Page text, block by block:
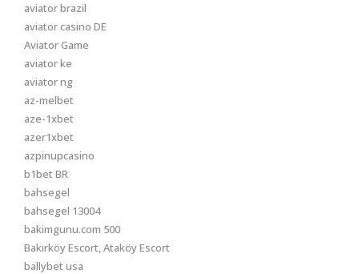
aviator brazil
aviator casino DE
Aviator Game
aviator ke
aviator ng
az-melbet
aze-1xbet
azer1xbet
azpinupcasino
b1bet BR
bahsegel
bahsegel 13004
bakimgunu.com 500
Bakırköy Escort, Ataköy Escort
ballybet usa